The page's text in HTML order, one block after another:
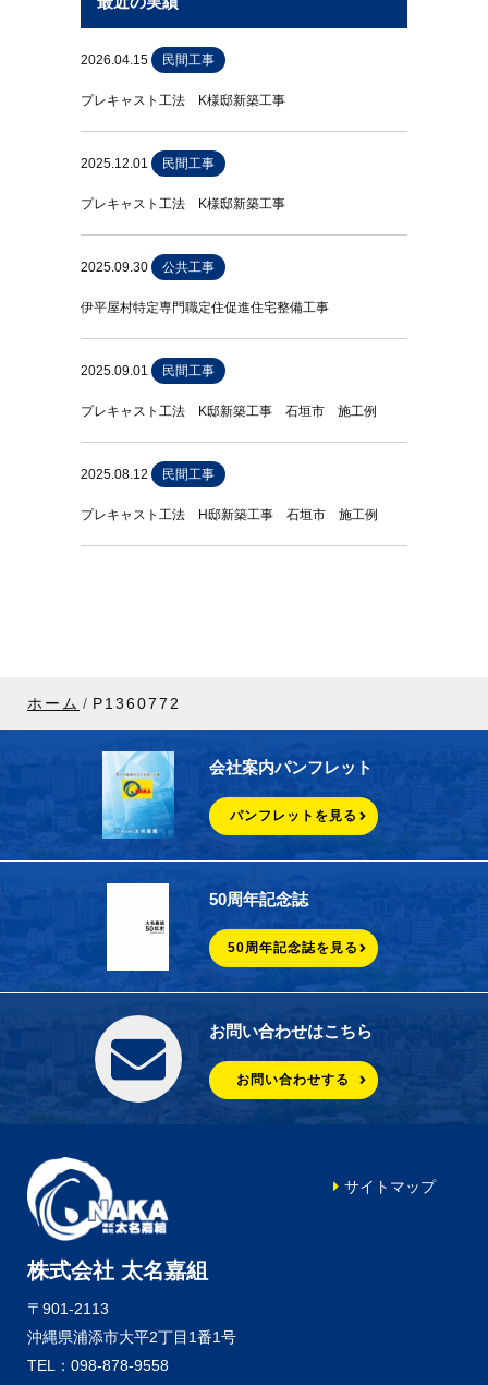
2026.04.15 民間工事
プレキャスト工法 K様邸新築工事
2025.12.01 民間工事
プレキャスト工法 K様邸新築工事
2025.09.30 公共工事
伊平屋村特定専門職定住促進住宅整備工事
2025.09.01 民間工事
プレキャスト工法 K邸新築工事 石垣市 施工例
2025.08.12 民間工事
プレキャスト工法 H邸新築工事 石垣市 施工例
ホーム P1360772
会社案内パンフレット
パンフレットを見る
50周年記念誌
50周年記念誌を見る
お問い合わせはこちら
お問い合わせする
株式会社 太名嘉組
〒901-2113
沖縄県浦添市大平2丁目1番1号
TEL：098-878-9558
サイトマップ